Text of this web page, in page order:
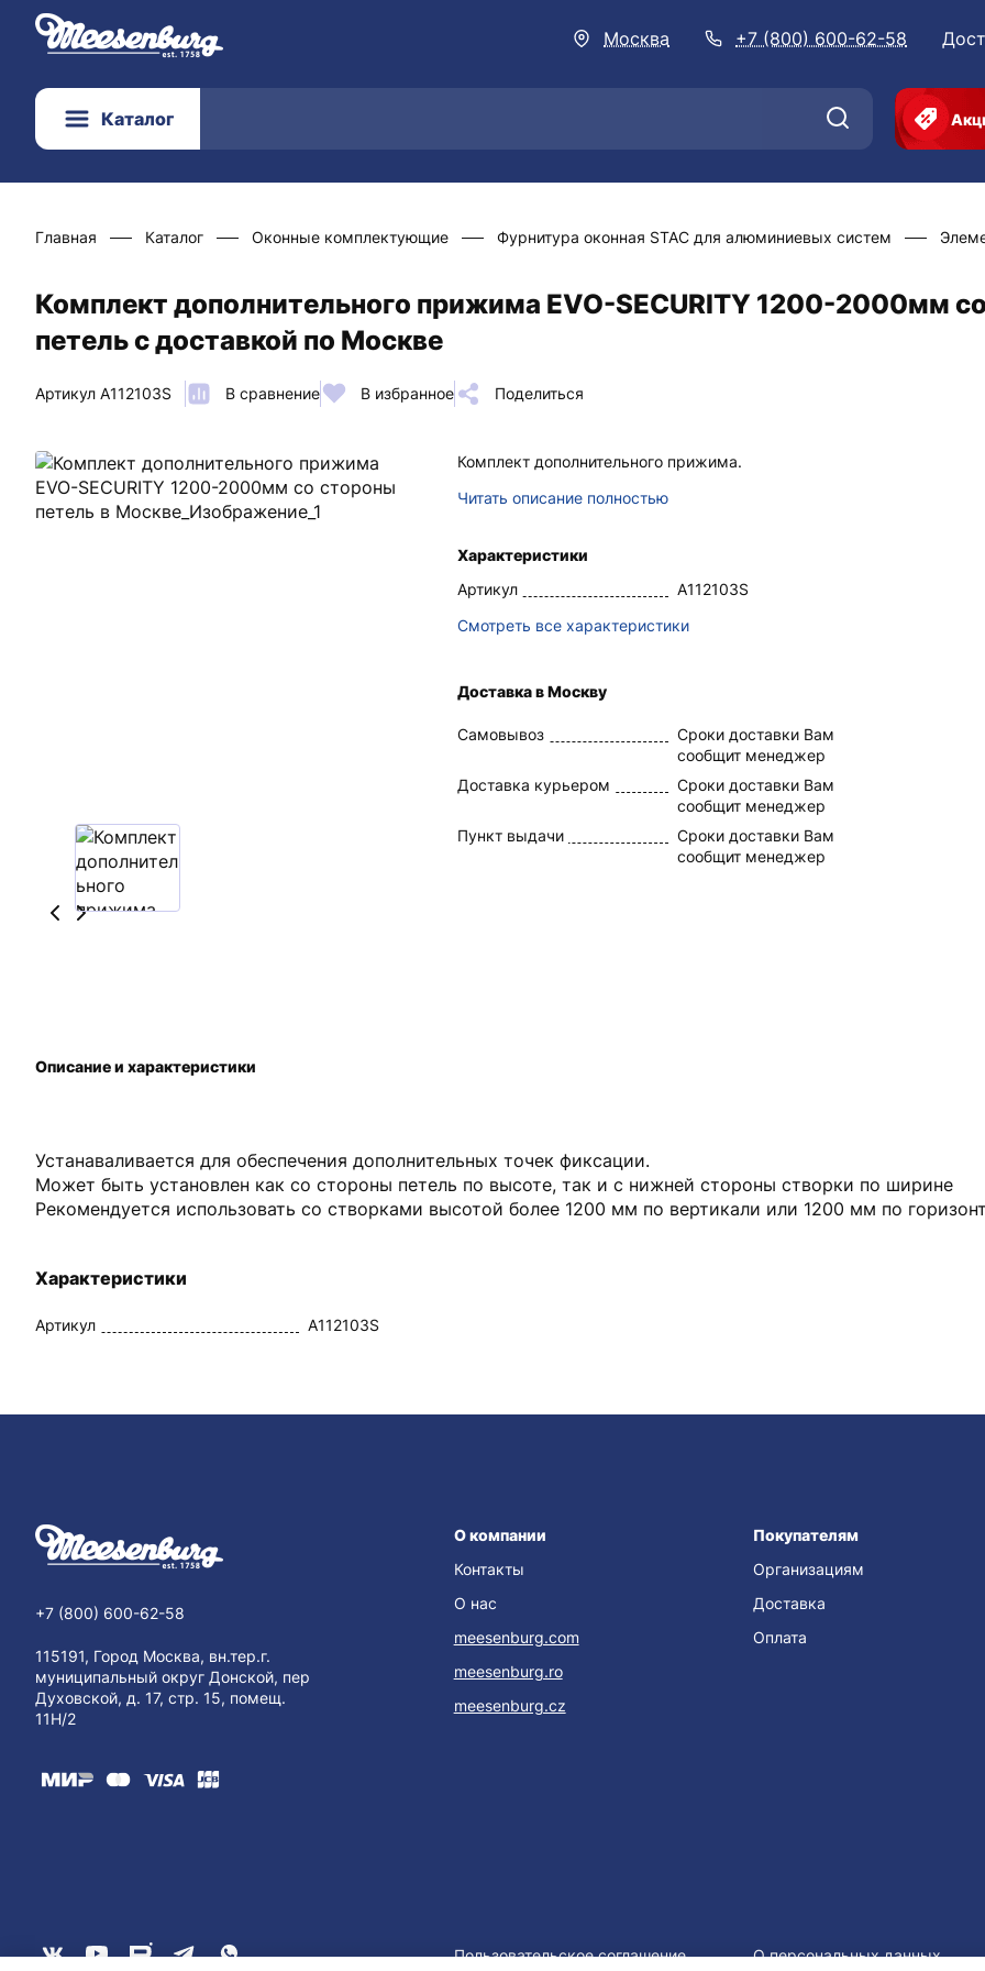
Москва +7 (800) 600-62-58
Каталог
Главная Каталог Оконные комплектующие Фурнитура оконная STAC для алюминиевых систем
Комплект дополнительного прижима EVO-SECURITY 1200-2000мм
петель с доставкой по Москве
Артикул A112103S В сравнение В избранное Поделиться
Комплект дополнительного прижима.
Читать описание полностью
Характеристики
Артикул
A112103S
Смотреть все характеристики
Доставка в Москву
Самовывоз
Сроки доставки Вам
сообщит менеджер
Доставка курьером
Сроки доставки Вам
сообщит менеджер
Пункт выдачи
Сроки доставки Вам
сообщит менеджер
Устанаваливается для обеспечения дополнительных точек фиксации.
Может быть установлен как со стороны петель по высоте, так и с нижней стороны створки по ширине
Рекомендуется использовать со створками высотой более 1200 мм по вертикали или 1200 мм по
Характеристики
Артикул A112103S
Описание и характеристики
+7 (800) 600-62-58
115191, Город Москва, вн.тер.г.
муниципальный округ Донской, пер
Духовской, д. 17, стр. 15, помещ.
11Н/2
О компании
Контакты
О нас
meesenburg.com
meesenburg.ro
meesenburg.cz
Покупателям
Организациям
Доставка
Оплата
Пользовательское соглашение О персональных данных